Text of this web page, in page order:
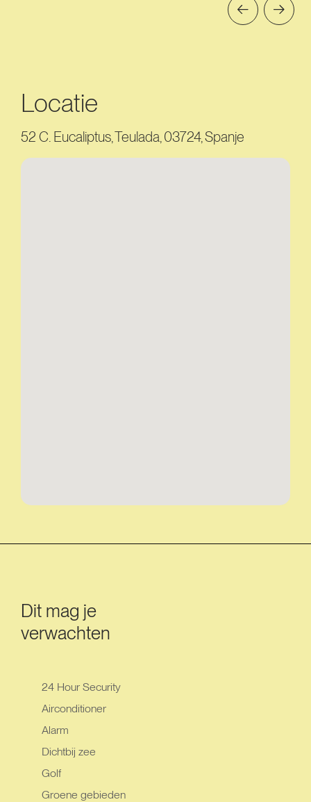
Locatie
52 C. Eucaliptus, Teulada, 03724, Spanje
Dit mag je
verwachten
24 Hour Security
Airconditioner
Alarm
Dichtbij zee
Golf
Groene gebieden